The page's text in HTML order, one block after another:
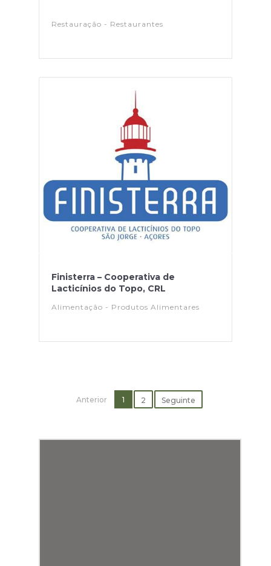
Restauração - Restaurantes
Finisterra – Cooperativa de
Lacticínios do Topo, CRL
Alimentação - Produtos Alimentares
Anterior 1 2 Seguinte